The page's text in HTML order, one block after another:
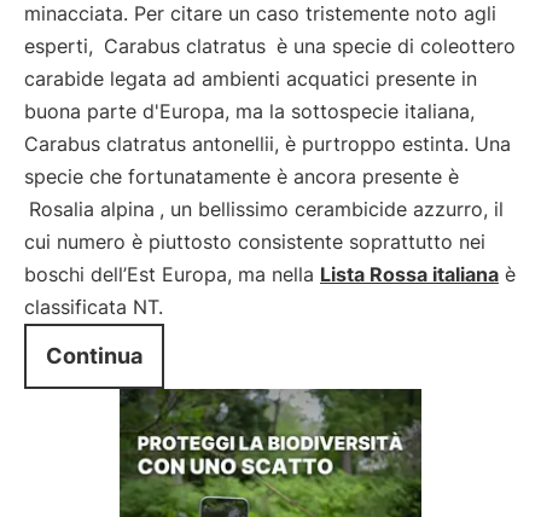
minacciata. Per citare un caso tristemente noto agli
esperti, Carabus clatratus è una specie di coleottero
carabide legata ad ambienti acquatici presente in
buona parte d'Europa, ma la sottospecie italiana,
Carabus clatratus antonellii, è purtroppo estinta. Una
specie che fortunatamente è ancora presente è
Rosalia alpina , un bellissimo cerambicide azzurro, il
cui numero è piuttosto consistente soprattutto nei
boschi dell’Est Europa, ma nella Lista Rossa italiana è
classificata NT.
Continua